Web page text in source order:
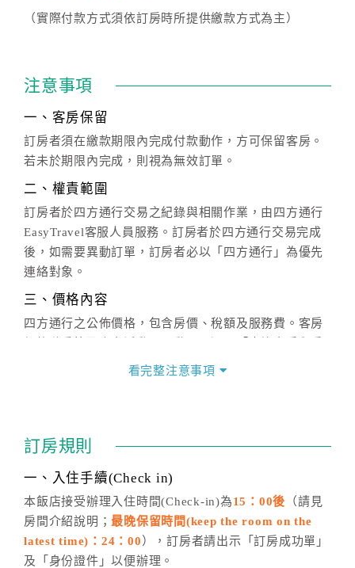
（實際付款方式須依訂房時所提供繳款方式為主）
注意事項
一、客房保留
訂房者須在繳款期限內完成付款動作，方可保留客房。
若未於期限內完成，則視為無效訂單。
二、權責範圍
訂房者於四方通行交易之紀錄與相關作業，由四方通行
EasyTravel客服人員服務。訂房者於四方通行交易完成
後，如需要異動訂單，訂房者必以「四方通行」為優先
連絡對象。
三、價格內容
四方通行之公佈價格，包含房價、稅額及服務費。客房
價」之當日價格為標準。
話方式異動訂單。
※非客服時間之申辦異動，皆為次日計算及辦理。
五、客服時間
週一至週日，上午9:00～晚上6:00
六、聯絡方式
看完整注意事項
訂房規則
一、入住手續(Check in)
本飯店接受辦理入住時間(Check-in)為15：00後 （請見
房間介紹說明；最晚保留時間(keep the room on the
latest time)：24：00 ），訂房者請出示「訂房成功單」
及「身份證件」以便辦理。